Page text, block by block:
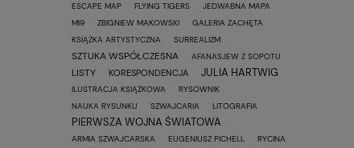
ESCAPE MAP
FLYING TIGERS
JEDWABNA MAPA
MI9
ZBIGNIEW MAKOWSKI
GALERIA ZACHĘTA
KSIĄŻKA ARTYSTYCZNA
SURREALIZM
SZTUKA WSPÓŁCZESNA AFANASJEW Z SOPOTU
LISTY KORESPONDENCJA JULIA HARTWIG
ILUSTRACJA KSIĄŻKOWA
RYSOWNIK
NAUKA RYSUNKU
SZWAJCARIA LITOGRAFIA
PIERWSZA WOJNA ŚWIATOWA
ARMIA SZWAJCARSKA EUGENIUSZ PICHELL
RYCINA